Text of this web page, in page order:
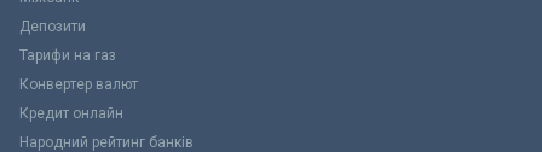
Депозити
Тарифи на газ
Конвертер валют
Кредит онлайн
Народний рейтинг банків